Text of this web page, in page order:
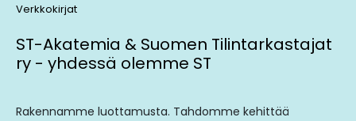
Verkkokirjat
ST-Akatemia & Suomen Tilintarkastajat
ry - yhdessä olemme ST
Rakennamme luottamusta. Tahdomme kehittää